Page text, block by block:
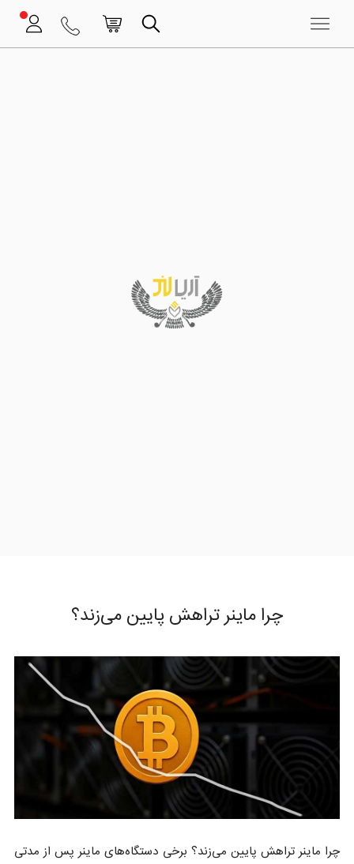
چرا ماینر تراهش پایین می‌زند؟
چرا ماینر تراهش پایین می‌زند؟ برخی دستگاه‌های ماینر پس از مدتی